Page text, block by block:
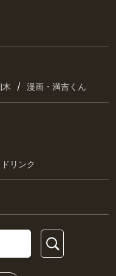
木 / 漫画・満吉くん
ドリンク